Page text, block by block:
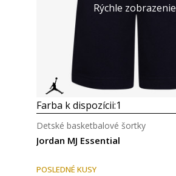
Rýchle zobrazenie
Farba k dispozícii:1
Jordan MJ Essential
Detské basketbalové šortky
POSLEDNÉ KUSY